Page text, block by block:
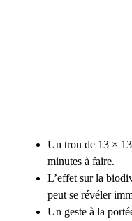
Un trou de 13 ×
minutes à faire.
L’effet sur la
peut se révéler
Un geste à la